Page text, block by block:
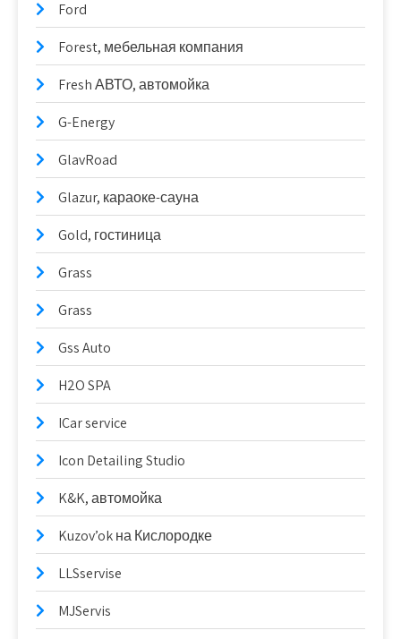
Ford
Forest, мебельная компания
Fresh АВТО, автомойка
G-Energy
GlavRoad
Glazur, караоке-сауна
Gold, гостиница
Grass
Grass
Gss Auto
H2O SPA
ICar service
Icon Detailing Studio
K&K, автомойка
Kuzov’ok на Кислородке
LLSservise
MJServis